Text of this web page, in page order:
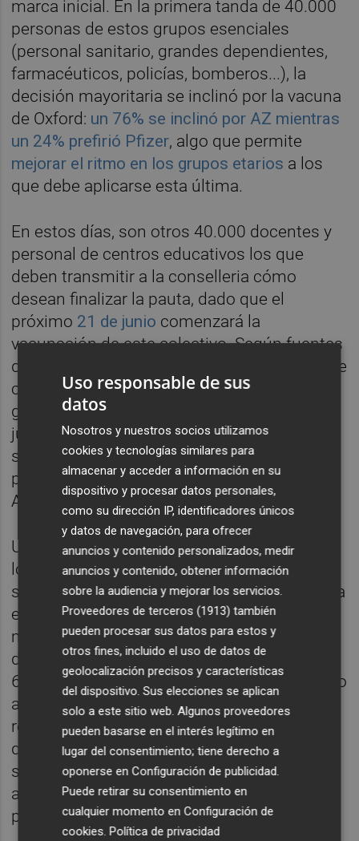
marca inicial. En la primera tanda de 40.000
personas de estos grupos esenciales
(personal sanitario, grandes dependientes,
farmacéuticos, policías, bomberos...), la
decisión mayoritaria se inclinó por la vacuna
de Oxford: un 76% se inclinó por AZ mientras
un 24% prefirió Pfizer, algo que permite
mejorar el ritmo en los grupos etarios a los
que debe aplicarse esta última.
En estos días, son otros 40.000 docentes y
personal de centros educativos los que
deben transmitir a la conselleria cómo
desean finalizar la pauta, dado que el
próximo 21 de junio comenzará la
vacunación de este colectivo. Según fuentes
del Gobierno valenciano, está previsto que se
convoque a unas 130.000 personas de este
grupo esencial entre esa fecha y el 12 de
julio, a razón de algo más de 40.000 a la
semana, con la correspondiente consulta
previa sobre la preferencia entre Pfizer y
AstraZeneca.
Una situación que añade complejidad
logística a la organización del proceso. Esta
semana la conselleria comunicó que pondría
en total 43.516 dosis de AstraZeneca, en su
mayoría -aunque no concretó el dato-
destinadas a segunda dosis de menores de
60 años. Al mismo tiempo, se ha comenzado
a remitir desde Sanidad mensajes para
retrasar la cita a mayores de esta edad a los
que le correspondía recibir estos días la
segunda dosis de esta marca, que se viene
administrando diez semanas después de la
primera.
Uso responsable de sus
datos
Nosotros y nuestros socios utilizamos
cookies y tecnologías similares para
almacenar y acceder a información en su
dispositivo y procesar datos personales,
como su dirección IP, identificadores únicos
y datos de navegación, para ofrecer
anuncios y contenido personalizados, medir
anuncios y contenido, obtener información
sobre la audiencia y mejorar los servicios.
Proveedores de terceros (1913) también
pueden procesar sus datos para estos y
otros fines, incluido el uso de datos de
geolocalización precisos y características
del dispositivo. Sus elecciones se aplican
solo a este sitio web. Algunos proveedores
pueden basarse en el interés legítimo en
lugar del consentimiento; tiene derecho a
oponerse enConfiguración de publicidad.
Puede retirar su consentimiento en
cualquier momento enConfiguración de
cookies.Política de privacidad